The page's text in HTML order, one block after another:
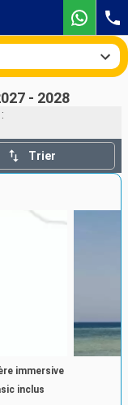
- 2028
Trier
immersive
inclus